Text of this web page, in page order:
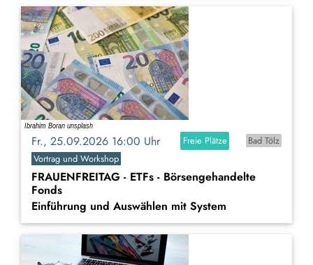
Fr., 25.09.2026 16:00 Uhr Freie Plätze
Bad Tölz
Vortrag und Workshop
FRAUENFREITAG - ETFs - Börsengehandelte
Fonds
Einführung und Auswählen mit System